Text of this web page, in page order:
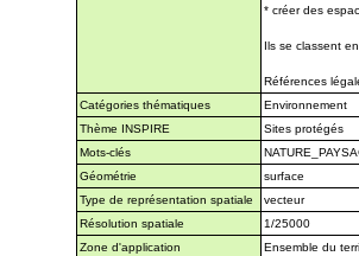
* créer des
Ils se classent
Références
Catégories thématiques
Environnement
Thème INSPIRE
Sites protégés
Mots-clés
Géométrie
surface
Type de représentation spatiale
vecteur
Résolution spatiale
1/25000
Zone d'application
Ensemble du